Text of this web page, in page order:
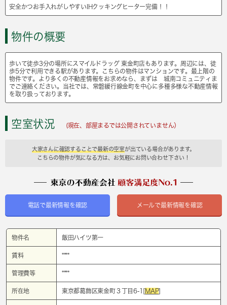
安全かつお手入れがしやすいIHクッキングヒーター完備！！
物件の概要
歩いて徒歩3分の場所にスマイルドラッグ 東金町店もあります。周辺には、徒
歩5分で利用できる駅があります。こちらの物件はマンションです。最上階の
物件です。より多くの不動産情報をお求めなら、まずは 城南コミュニティま
でご連絡ください。当社では、常磐緩行線金町を中心に多種多様な不動産情報
を取り扱っております。
空室状況 (現在、部屋まるでは公開されていません）
大家さんに確認することで最新の空室が出ている場合があります。
こちらの物件が気になる方は、お気軽にお問い合わせ下さい！
電話で最新情報を確認 メールで最新情報を確認
物件名 飯田ハイツ第一
賃料 ****
管理費等 ****
所在地 東京都葛飾区東金町３丁目6-1[MAP]